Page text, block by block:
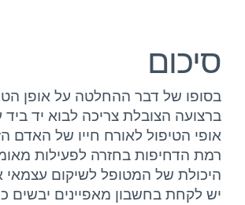
סיכום
בסופו של דבר ההחלטה על אופן
ברצועה הצובלת צריכה לבוא יד
אופי הטיפול לאורח חייו של האדם
רמת הדחיפות בחזרה לפעילות
היכולת של המטופל לשיקום עצמאי
יש לקחת בחשבון מאפיינים יבשים